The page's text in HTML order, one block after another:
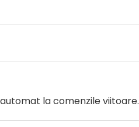
la comenzile viitoare.